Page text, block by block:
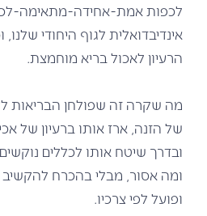
לכפות אמת-אחידה-מתאימה-
אינדיבדואלית לגוף היחודי
הרעיון לאכול בריא מוחמצת.
מה שקרה זה שפולחן הבריאות
של הזנה, ארז אותו ברעיון של
ובדרך שיטח אותו לכללים
ומה אסור, מבלי בהכרח
ופועל לפי צרכיו.